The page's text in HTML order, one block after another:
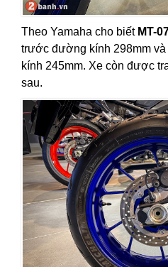
Theo Yamaha cho biết MT-
trước đường kính 298mm
kính 245mm. Xe còn được
sau.